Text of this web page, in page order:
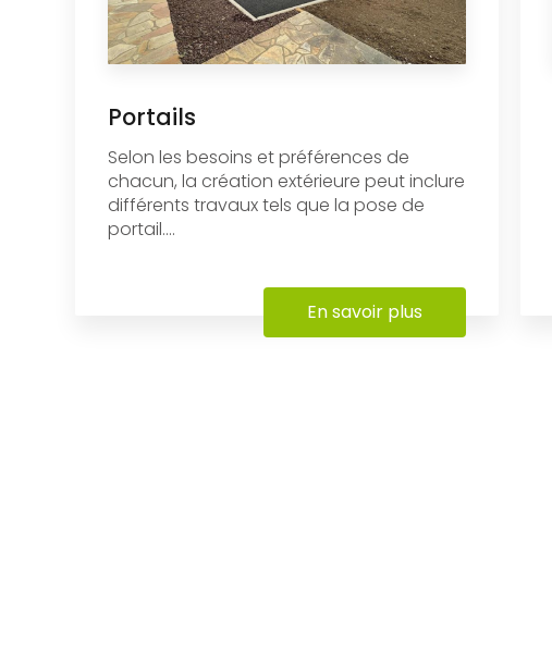
Portails
Selon les besoins et préférences de
chacun, la création extérieure peut inclure
différents travaux tels que la pose de
portail....
En savoir plus